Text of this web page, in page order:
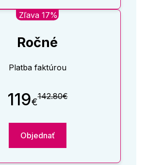
Zľava 17%
Ročné
Platba faktúrou
119€142.80€
Objednať